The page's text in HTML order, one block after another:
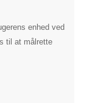
enhed ved
til at målrette